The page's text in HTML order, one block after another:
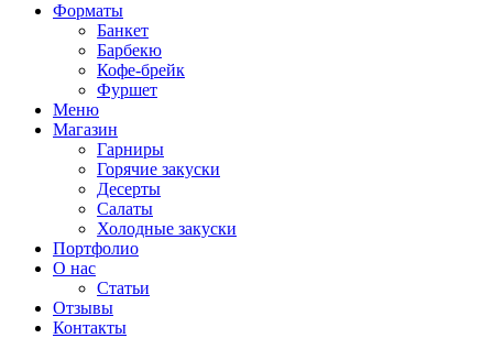
Форматы
Банкет
Барбекю
Кофе-брейк
Фуршет
Меню
Магазин
Гарниры
Горячие закуски
Десерты
Салаты
Холодные закуски
Портфолио
О нас
Статьи
Отзывы
Контакты